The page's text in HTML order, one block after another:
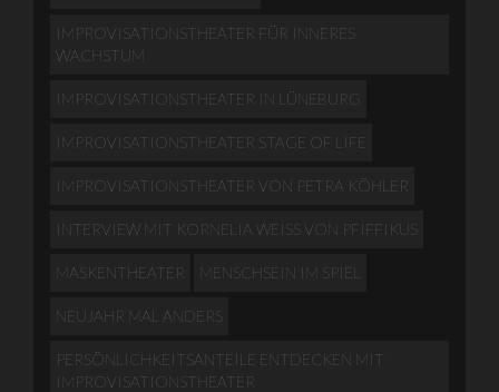
IMPROVISATIONSTHEATER FÜR INNERES
WACHSTUM
IMPROVISATIONSTHEATER IN LÜNEBURG
IMPROVISATIONSTHEATER STAGE OF LIFE
IMPROVISATIONSTHEATER VON PETRA KÖHLER
INTERVIEW MIT KORNELIA WEISS VON PFIFFIKUS
MASKENTHEATER MENSCHSEIN IM SPIEL
NEUJAHR MAL ANDERS
PERSÖNLICHKEITSANTEILE ENTDECKEN MIT
IMPROVISATIONSTHEATER